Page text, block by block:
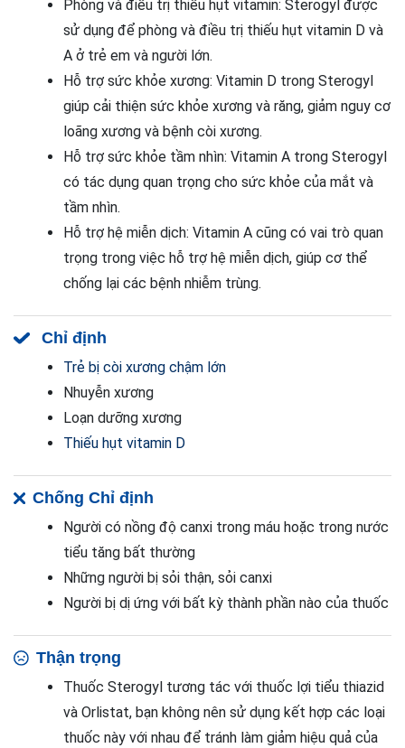
Phòng và điều trị thiếu hụt vitamin: Sterogyl được
sử dụng để phòng và điều trị thiếu hụt vitamin D và
A ở trẻ em và người lớn.
Hỗ trợ sức khỏe xương: Vitamin D trong Sterogyl
giúp cải thiện sức khỏe xương và răng, giảm nguy cơ
loãng xương và bệnh còi xương.
Hỗ trợ sức khỏe tầm nhìn: Vitamin A trong Sterogyl
có tác dụng quan trọng cho sức khỏe của mắt và
tầm nhìn.
Hỗ trợ hệ miễn dịch: Vitamin A cũng có vai trò quan
trọng trong việc hỗ trợ hệ miễn dịch, giúp cơ thể
chống lại các bệnh nhiễm trùng.
Chỉ định
Trẻ bị còi xương chậm lớn
Nhuyễn xương
Loạn dưỡng xương
Thiếu hụt vitamin D
Chống Chỉ định
Người có nồng độ canxi trong máu hoặc trong nước
tiểu tăng bất thường
Những người bị sỏi thận, sỏi canxi
Người bị dị ứng với bất kỳ thành phần nào của thuốc
Thận trọng
Thuốc Sterogyl tương tác với thuốc lợi tiểu thiazid
và Orlistat, bạn không nên sử dụng kết hợp các loại
thuốc này với nhau để tránh làm giảm hiệu quả của